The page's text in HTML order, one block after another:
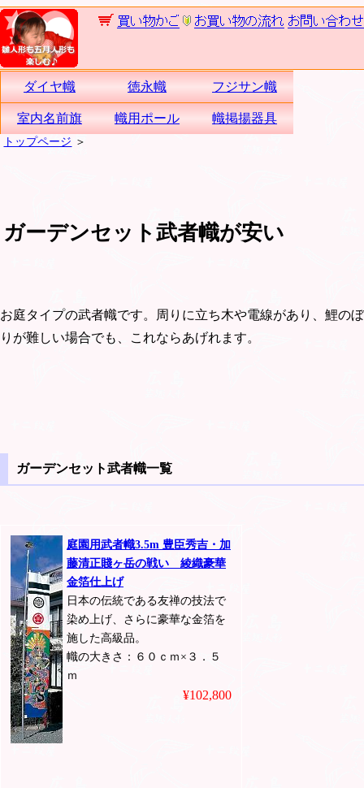
ダイヤ幟 徳永幟 フジサン幟
室内名前旗 幟用ポール 幟掲揚器具
トップページ ＞
ガーデンセット武者幟が安い
お庭タイプの武者幟です。周りに立ち木や電線があり、鯉のぼ
りが難しい場合でも、これならあげれます。
ガーデンセット武者幟一覧
庭園用武者幟3.5m 豊臣秀吉・加
藤清正賤ヶ岳の戦い 綾織豪華
金箔仕上げ
日本の伝統である友禅の技法で
染め上げ、さらに豪華な金箔を
施した高級品。
幟の大きさ：６０ｃｍ×３．５
ｍ
¥102,800